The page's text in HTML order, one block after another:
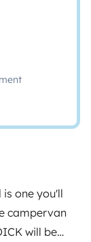
one you'll
campervan
will be